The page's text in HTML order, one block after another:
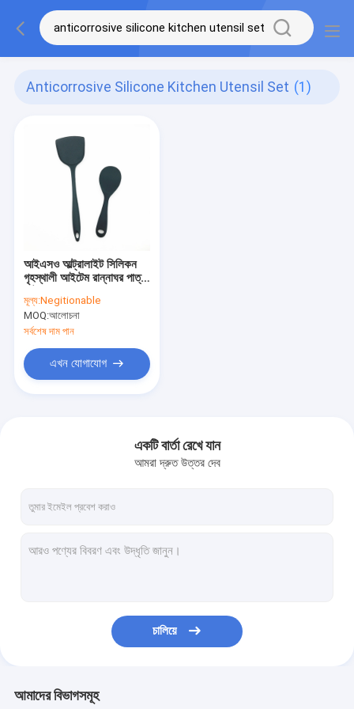
Anticorrosive Silicone Kitchen Utensil Set (1)
আইএসও আল্ট্রালাইট সিলিকন
গৃহস্থালী আইটেম রান্নাঘর পাত্র
মূল্য:Negitionable
MOQ:আলোচনা
সর্বশেষ দাম পান
এখন যোগাযোগ
একটি বার্তা রেখে যান
আমরা দ্রুত উত্তর দেব
চালিয়ে
আমাদের বিভাগসমূহ